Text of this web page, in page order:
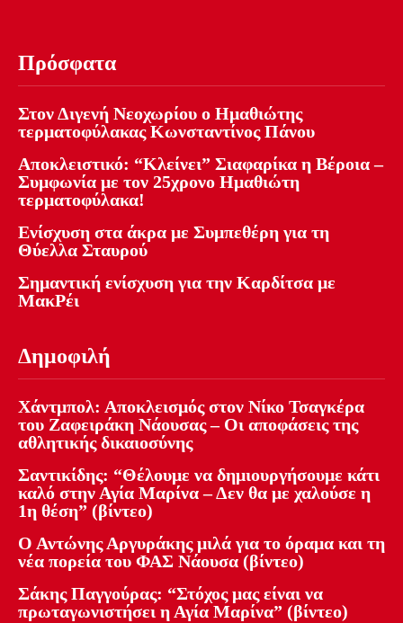
Πρόσφατα
Στον Διγενή Νεοχωρίου ο Ημαθιώτης
τερματοφύλακας Κωνσταντίνος Πάνου
Αποκλειστικό: “Κλείνει” Σιαφαρίκα η Βέροια –
Συμφωνία με τον 25χρονο Ημαθιώτη
τερματοφύλακα!
Ενίσχυση στα άκρα με Συμπεθέρη για τη
Θύελλα Σταυρού
Σημαντική ενίσχυση για την Καρδίτσα με
ΜακΡέι
Δημοφιλή
Χάντμπολ: Αποκλεισμός στον Νίκο Τσαγκέρα
του Ζαφειράκη Νάουσας – Οι αποφάσεις της
αθλητικής δικαιοσύνης
Σαντικίδης: “Θέλουμε να δημιουργήσουμε κάτι
καλό στην Αγία Μαρίνα – Δεν θα με χαλούσε η
1η θέση” (βίντεο)
Ο Αντώνης Αργυράκης μιλά για το όραμα και τη
νέα πορεία του ΦΑΣ Νάουσα (βίντεο)
Σάκης Παγγούρας: “Στόχος μας είναι να
πρωταγωνιστήσει η Αγία Μαρίνα” (βίντεο)